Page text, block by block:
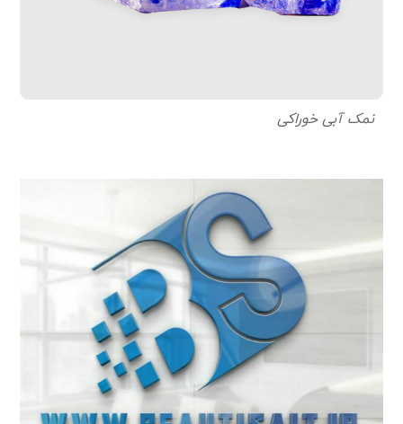
نمک آبی خوراکی